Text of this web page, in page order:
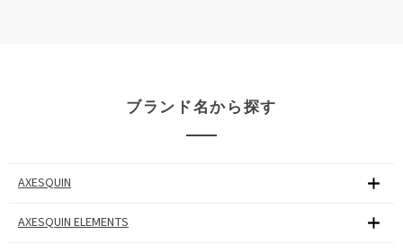
ブランド名から探す
AXESQUIN
AXESQUIN ELEMENTS